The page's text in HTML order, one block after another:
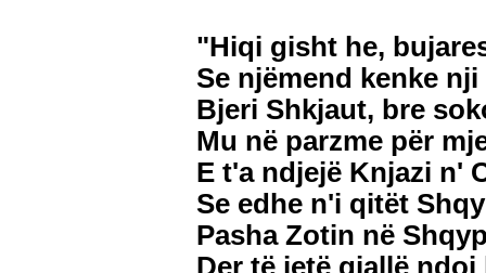
"Hiqi gisht he,
Se njëmend kenke
Bjeri Shkjaut, bre
Mu në parzme për
E t'a ndjejë Knjazi n'
Se edhe n'i qitët
Pasha Zotin në
Der të jetë gjallë